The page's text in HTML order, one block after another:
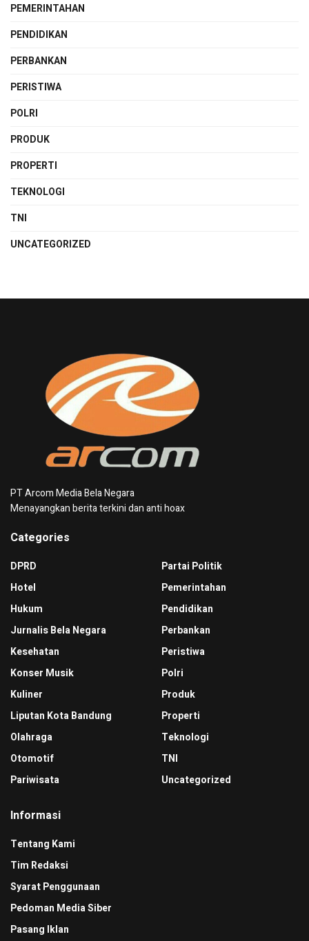
PEMERINTAHAN
PENDIDIKAN
PERBANKAN
PERISTIWA
POLRI
PRODUK
PROPERTI
TEKNOLOGI
TNI
UNCATEGORIZED
PT Arcom Media Bela Negara
Menayangkan berita terkini dan anti hoax
Categories
DPRD
Hotel
Hukum
Jurnalis Bela Negara
Kesehatan
Konser Musik
Kuliner
Liputan Kota Bandung
Olahraga
Otomotif
Pariwisata
Partai Politik
Pemerintahan
Pendidikan
Perbankan
Peristiwa
Polri
Produk
Properti
Teknologi
TNI
Uncategorized
Informasi
Tentang Kami
Tim Redaksi
Syarat Penggunaan
Pedoman Media Siber
Pasang Iklan